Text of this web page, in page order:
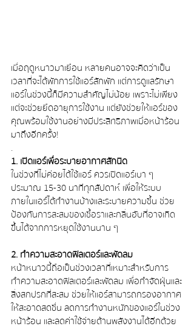
เมื่อฤดูหนาวมาเยือน หลายคนอาจจะคิดว่าเป็น
เวลาที่จะได้พักการใช้แอร์สักพัก แต่การดูแลรักษา
แอร์ในช่วงนี้ก็มีความสำคัญไม่น้อย เพราะไม่เพียง
แต่จะช่วยยืดอายุการใช้งาน แต่ยังช่วยให้แอร์ของ
คุณพร้อมใช้งานอย่างมีประสิทธิภาพเมื่อหน้าร้อน
มาถึงอีกครั้ง!
.
1. เปิดแอร์เพื่อระบายอากาศสักนิด
ในช่วงที่ไม่ค่อยได้ใช้แอร์ ควรเปิดแอร์เบา ๆ
ประมาณ 15-30 นาทีทุกสัปดาห์ เพื่อให้ระบบ
ภายในแอร์ได้ทำงานบ้างและระบายความชื้น ช่วย
ป้องกันการสะสมของเชื้อราและกลิ่นอับที่อาจเกิด
ขึ้นได้จากการหยุดใช้งานนาน ๆ
2. ทำความสะอาดฟิลเตอร์และพัดลม
หน้าหนาวนี้ถือเป็นช่วงเวลาที่เหมาะสำหรับการ
ทำความสะอาดฟิลเตอร์และพัดลม เพื่อกำจัดฝุ่นและ
สิ่งสกปรกที่สะสม ช่วยให้แอร์สามารถกรองอากาศ
ให้สะอาดสดชื่น ลดการทำงานหนักของแอร์ในช่วง
หน้าร้อน และลดค่าใช้จ่ายด้านพลังงานได้อีกด้วย